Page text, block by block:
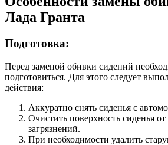
Лада Гранта
Подготовка:
Перед заменой обивки сидений
подготовиться. Для этого следует
действия:
Аккуратно снять сиденья с
Очистить поверхность сиденья
загрязнений.
При необходимости удалить